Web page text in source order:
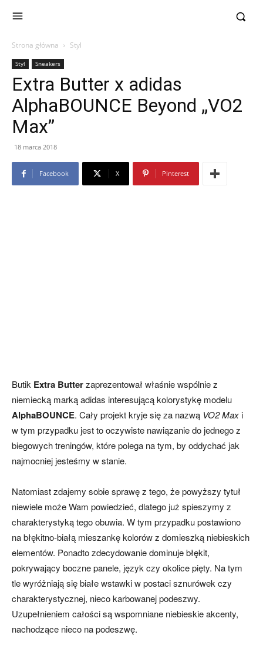
Strona główna Styl
Styl Sneakers
Extra Butter x adidas
AlphaBOUNCE Beyond „VO2
Max”
18 marca 2018
Facebook X Pinterest
Butik Extra Butterzaprezentował właśnie wspólnie z
niemiecką marką adidas interesującą kolorystykę modelu
AlphaBOUNCE. Cały projekt kryje się za nazwą VO2 Maxi
w tym przypadku jest to oczywiste nawiązanie do jednego z
biegowych treningów, które polega na tym, by oddychać jak
najmocniej jesteśmy w stanie.
Natomiast zdajemy sobie sprawę z tego, że powyższy tytuł
niewiele może Wam powiedzieć, dlatego już spieszymy z
charakterystyką tego obuwia. W tym przypadku postawiono
na błękitno-białą mieszankę kolorów z domieszką niebieskich
elementów. Ponadto zdecydowanie dominuje błękit,
pokrywający boczne panele, język czy okolice pięty. Na tym
tle wyróżniają się białe wstawki w postaci sznurówek czy
charakterystycznej, nieco karbowanej podeszwy.
Uzupełnieniem całości są wspomniane niebieskie akcenty,
nachodzące nieco na podeszwę.